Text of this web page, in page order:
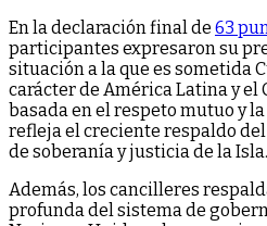
En la declaración final de 63
participantes expresaron su
situación a la que es sometida
carácter de América Latina y el
basada en el respeto mutuo y
refleja el creciente respaldo
de soberanía y justicia de la Isla.
Además, los cancilleres
profunda del sistema de